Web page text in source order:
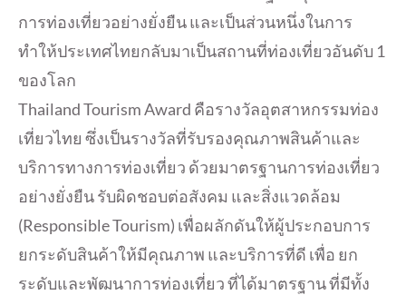
การท่องเที่ยวอย่างยั่งยืน และเป็นส่วนหนึ่งในการ
ทำให้ประเทศไทยกลับมาเป็นสถานที่ท่องเที่ยวอันดับ 1
ของโลก
Thailand Tourism Award คือรางวัลอุตสาหกรรมท่อง
เที่ยวไทย ซึ่งเป็นรางวัลที่รับรองคุณภาพสินค้าและ
บริการทางการท่องเที่ยว ด้วยมาตรฐานการท่องเที่ยว
อย่างยั่งยืน รับผิดชอบต่อสังคม และสิ่งแวดล้อม
(Responsible Tourism) เพื่อผลักดันให้ผู้ประกอบการ
ยกระดับสินค้าให้มีคุณภาพ และบริการที่ดี เพื่อ ยก
ระดับและพัฒนาการท่องเที่ยว ที่ได้มาตรฐาน ที่มีทั้ง